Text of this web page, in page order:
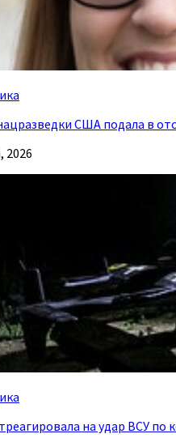
США подала в
2026
на удар ВСУ по